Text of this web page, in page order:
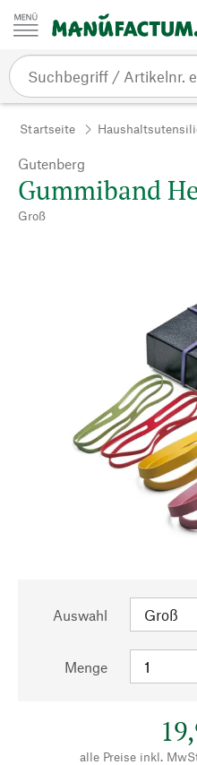
Zum Inhalt springen
Startseite
Gutenberg
Gummiband
Groß
Auswahl
Menge
alle Preise inkl.